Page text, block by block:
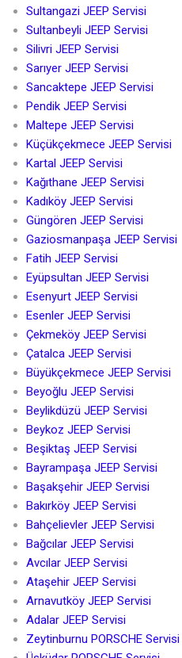
Sultangazi JEEP Servisi
Sultanbeyli JEEP Servisi
Silivri JEEP Servisi
Sarıyer JEEP Servisi
Sancaktepe JEEP Servisi
Pendik JEEP Servisi
Maltepe JEEP Servisi
Küçükçekmece JEEP Servisi
Kartal JEEP Servisi
Kağıthane JEEP Servisi
Kadıköy JEEP Servisi
Güngören JEEP Servisi
Gaziosmanpaşa JEEP Servisi
Fatih JEEP Servisi
Eyüpsultan JEEP Servisi
Esenyurt JEEP Servisi
Esenler JEEP Servisi
Çekmeköy JEEP Servisi
Çatalca JEEP Servisi
Büyükçekmece JEEP Servisi
Beyoğlu JEEP Servisi
Beylikdüzü JEEP Servisi
Beykoz JEEP Servisi
Beşiktaş JEEP Servisi
Bayrampaşa JEEP Servisi
Başakşehir JEEP Servisi
Bakırköy JEEP Servisi
Bahçelievler JEEP Servisi
Bağcılar JEEP Servisi
Avcılar JEEP Servisi
Ataşehir JEEP Servisi
Arnavutköy JEEP Servisi
Adalar JEEP Servisi
Zeytinburnu PORSCHE Servisi